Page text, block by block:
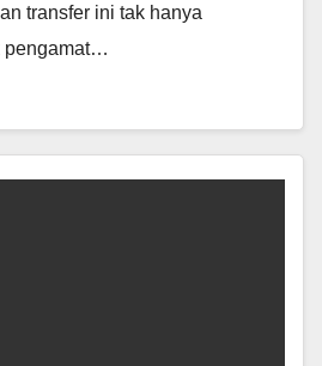
transfer ini tak hanya
pengamat…